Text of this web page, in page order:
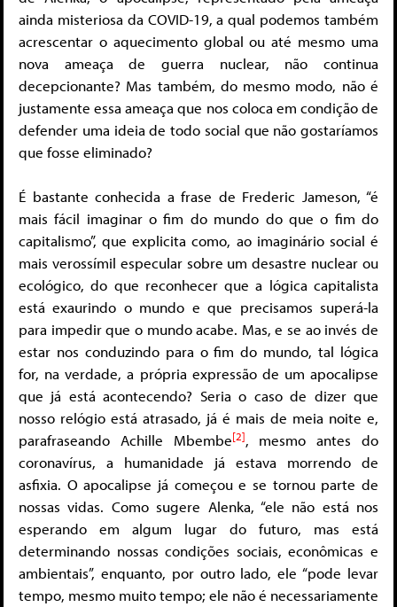
ainda misteriosa da COVID-19, a qual podemos também
acrescentar o aquecimento global ou até mesmo uma
nova ameaça de guerra nuclear, não continua
decepcionante? Mas também, do mesmo modo, não é
justamente essa ameaça que nos coloca em condição de
defender uma ideia de todo social que não gostaríamos
que fosse eliminado?
É bastante conhecida a frase de Frederic Jameson, “é
mais fácil imaginar o fim do mundo do que o fim do
capitalismo”, que explicita como, ao imaginário social é
mais verossímil especular sobre um desastre nuclear ou
ecológico, do que reconhecer que a lógica capitalista
está exaurindo o mundo e que precisamos superá-la
para impedir que o mundo acabe. Mas, e se ao invés de
estar nos conduzindo para o fim do mundo, tal lógica
for, na verdade, a própria expressão de um apocalipse
que já está acontecendo? Seria o caso de dizer que
nosso relógio está atrasado, já é mais de meia noite e,
parafraseando Achille Mbembe[2], mesmo antes do
coronavírus, a humanidade já estava morrendo de
asfixia. O apocalipse já começou e se tornou parte de
nossas vidas. Como sugere Alenka, “ele não está nos
esperando em algum lugar do futuro, mas está
determinando nossas condições sociais, econômicas e
ambientais”, enquanto, por outro lado, ele “pode levar
tempo, mesmo muito tempo; ele não é necessariamente